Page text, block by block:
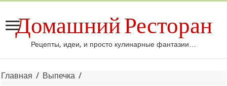
Домашний Ресторан
Рецепты, идеи, и просто кулинарные фантазии…
Главная / Выпечка /